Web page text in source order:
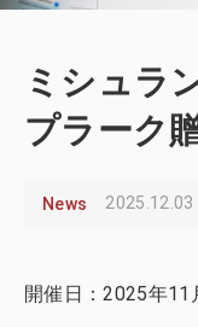
ミシュラ
プラーク
News 2025.12.03
開催日：2025年11